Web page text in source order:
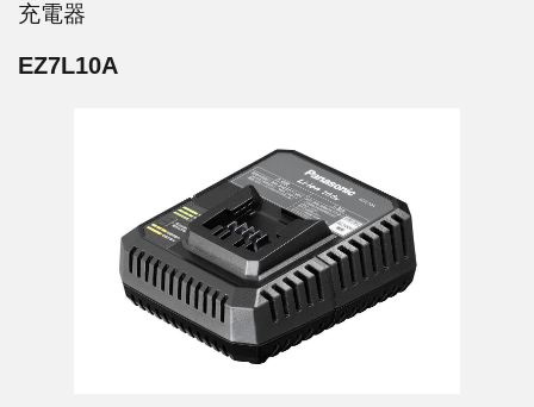
充電器
EZ7L10A